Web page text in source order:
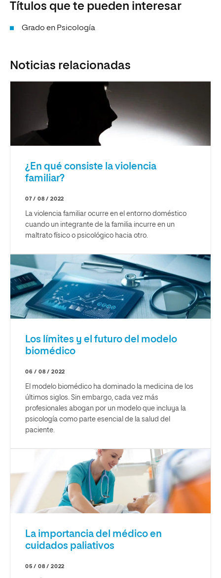
Títulos que te pueden interesar
Grado en Psicología
Noticias relacionadas
¿En qué consiste la violencia
familiar?
07 / 08 / 2022
La violencia familiar ocurre en el entorno doméstico
cuando un integrante de la familia incurre en un
maltrato físico o psicológico hacia otro.
Los límites y el futuro del modelo
biomédico
06 / 08 / 2022
El modelo biomédico ha dominado la medicina de los
últimos siglos. Sin embargo, cada vez más
profesionales abogan por un modelo que incluya la
psicología como parte esencial de la salud del
paciente.
La importancia del médico en
cuidados paliativos
05 / 08 / 2022